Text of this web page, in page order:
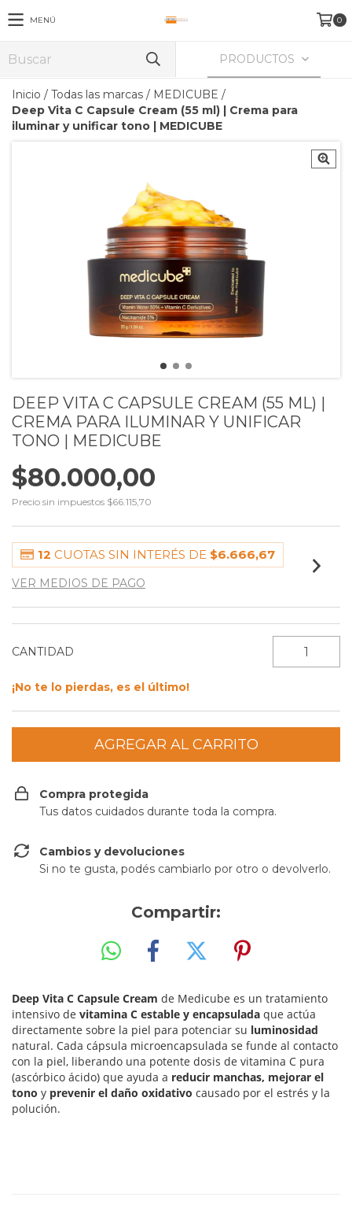
MENÚ 0
PRODUCTOS
Inicio / Todas las marcas / MEDICUBE /
Deep Vita C Capsule Cream (55 ml) | Crema para
iluminar y unificar tono | MEDICUBE
DEEP VITA C CAPSULE CREAM (55 ML) |
CREMA PARA ILUMINAR Y UNIFICAR
TONO | MEDICUBE
$80.000,00
Precio sin impuestos $66.115,70
12 CUOTAS SIN INTERÉS DE $6.666,67
VER MEDIOS DE PAGO
CANTIDAD
¡No te lo pierdas, es el último!
Compra protegida
Tus datos cuidados durante toda la compra.
Cambios y devoluciones
Si no te gusta, podés cambiarlo por otro o devolverlo.
Compartir:
Deep Vita C Capsule Cream de Medicube es un tratamiento
intensivo de vitamina C estable y encapsulada que actúa
directamente sobre la piel para potenciar su luminosidad
natural. Cada cápsula microencapsulada se funde al contacto
con la piel, liberando una potente dosis de vitamina C pura
(ascórbico ácido) que ayuda a reducir manchas, mejorar el
tono y prevenir el daño oxidativo causado por el estrés y la
polución.